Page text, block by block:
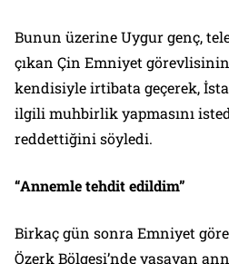
Bunun üzerine Uygur genç,
çıkan Çin Emniyet
kendisiyle irtibata geçerek,
ilgili muhbirlik yapmasını
reddettiğini söyledi.
“Annemle tehdit edildim”
Birkaç gün sonra Emniyet
Özerk Bölgesi’nde yaşayan